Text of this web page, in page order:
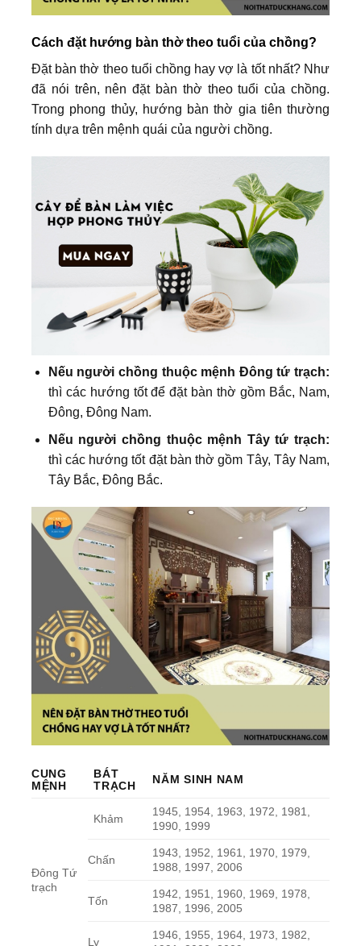
Cách đặt hướng bàn thờ theo tuổi của chồng?
Đặt bàn thờ theo tuổi chồng hay vợ là tốt nhất? Như
đã nói trên, nên đặt bàn thờ theo tuổi của chồng.
Trong phong thủy, hướng bàn thờ gia tiên thường
tính dựa trên mệnh quái của người chồng.
Nếu người chồng thuộc mệnh Đông tứ trạch:
thì các hướng tốt để đặt bàn thờ gồm Bắc, Nam,
Đông, Đông Nam.
Nếu người chồng thuộc mệnh Tây tứ trạch:
thì các hướng tốt đặt bàn thờ gồm Tây, Tây Nam,
Tây Bắc, Đông Bắc.
CUNG
MỆNH
BÁT
TRẠCH
NĂM SINH NAM
Đông Tứ
trạch
Khảm
1945, 1954, 1963, 1972, 1981,
1990, 1999
Chấn
1943, 1952, 1961, 1970, 1979,
1988, 1997, 2006
Tốn
1942, 1951, 1960, 1969, 1978,
1987, 1996, 2005
Ly
1946, 1955, 1964, 1973, 1982,